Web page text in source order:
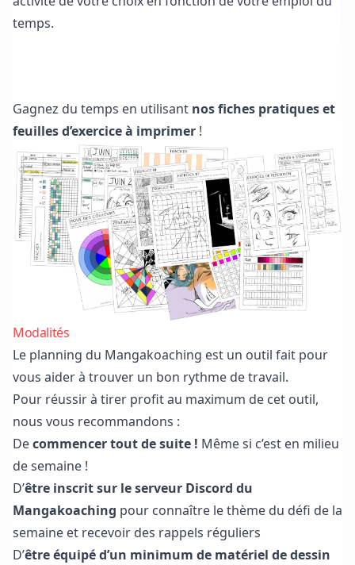
temps.
Gagnez du temps en utilisant nos fiches pratiques et
feuilles d’exercice à imprimer !
Modalités
Le planning du Mangakoaching est un outil fait pour
vous aider à trouver un bon rythme de travail.
Pour réussir à tirer profit au maximum de cet outil,
nous vous recommandons :
Decommencer tout de suite ! Même si c’est en milieu
de semaine !
D’être inscrit sur le serveur Discord du
Mangakoaching pour connaître le thème du défi de la
semaine et recevoir des rappels réguliers
D’être équipé d’un minimum de matériel de dessin